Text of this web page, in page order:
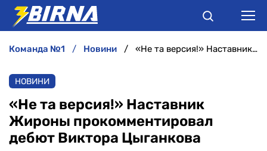
АНАЛІТИКА
ІНТЕРВ'Ю
команда №1 новини «Не та версия!» Наставник Жироны прокомментировал дебют Виктора Цыганкова
НОВИНИ
«Не та версия!» Наставник
Жироны прокомментировал
дебют Виктора Цыганкова